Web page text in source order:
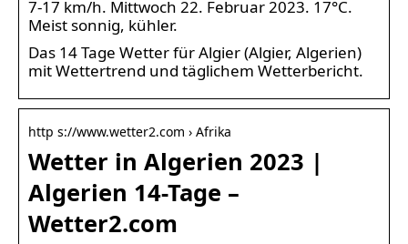
7-17 km/h. Mittwoch 22. Februar 2023. 17°C.
Meist sonnig, kühler.
Das 14 Tage Wetter für Algier (Algier, Algerien)
mit Wettertrend und täglichem Wetterbericht.
http s://www.wetter2.com › Afrika
Wetter in Algerien 2023 |
Algerien 14-Tage –
Wetter2.com